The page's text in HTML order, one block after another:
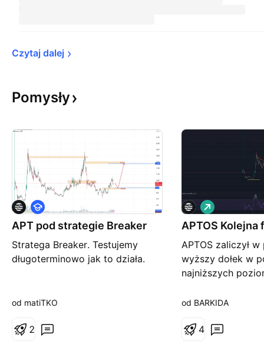
Czytaj dalej
Pomysły
APT pod strategie Breaker
Stratega Breaker. Testujemy
długoterminowo jak to działa.
E
d
u
a
j
od matiTKO
2
APTOS
APTOS zaliczył
wyższy dołek w
najniższych
sygnałem.
wynik 540% w
L
o
n
od BARKIDA
4